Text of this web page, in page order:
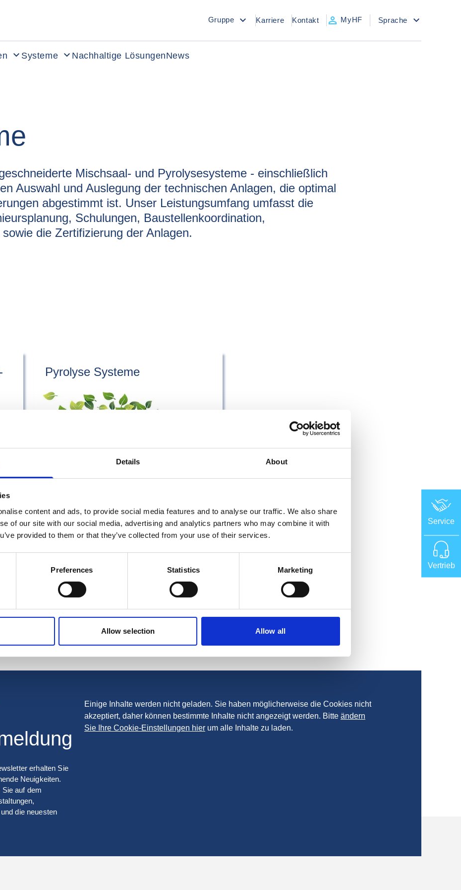
Details About
content and ads, to provide social media features and to analyse our traffic. We also share
of our site with our social media, advertising and analytics partners who may combine it with
provided to them or that they’ve collected from your use of their services.
Preferences Statistics Marketing
Allow selection Allow all
Gruppe Karriere Kontakt MyHF Sprache
Systeme Nachhaltige LösungenNews
Mischsaal- und Pyrolysesysteme - einschließlich
Auswahl und Auslegung der technischen Anlagen, die optimal
abgestimmt ist. Unser Leistungsumfang umfasst die
Schulungen, Baustellenkoordination,
die Zertifizierung der Anlagen.
Pyrolyse Systeme
erhalten Sie
Neuigkeiten.
auf dem
die neuesten
Einige Inhalte werden nicht geladen. Sie haben möglicherweise die Cookies nicht
akzeptiert, daher können bestimmte Inhalte nicht angezeigt werden. Bitte ändern
Sie Ihre Cookie-Einstellungen hier um alle Inhalte zu laden.
Service
Vertrieb